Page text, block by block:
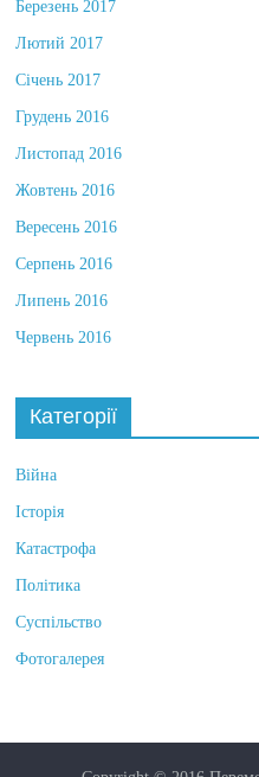
Березень 2017
Лютий 2017
Січень 2017
Грудень 2016
Листопад 2016
Жовтень 2016
Вересень 2016
Серпень 2016
Липень 2016
Червень 2016
Категорії
Війна
Історія
Катастрофа
Політика
Суспільство
Фотогалерея